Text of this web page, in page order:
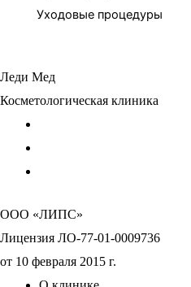
Уходовые процедуры
Леди Мед
Косметологическая клиника
ООО «ЛИПС»
Лицензия ЛО-77-01-0009736
от 10 февраля 2015 г.